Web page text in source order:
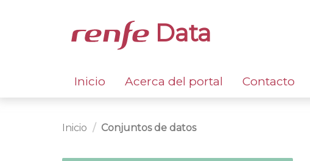
Data
Inicio Acerca del portal Contacto
Inicio Conjuntos de datos